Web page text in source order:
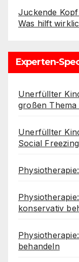
Juckende
Was hilft
Experten-
Unerfüllter
großen
Unerfüllter
Social
konservativ
behandeln